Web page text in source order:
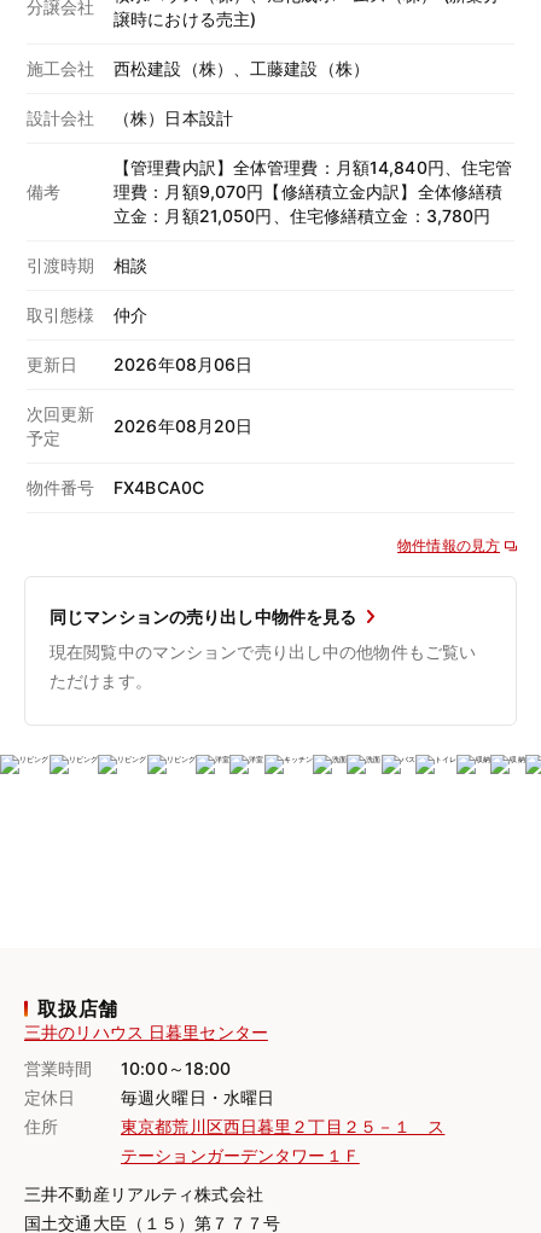
分譲会社
譲時における売主)
施工会社 西松建設（株）、工藤建設（株）
設計会社 （株）日本設計
備考
【管理費内訳】全体管理費：月額14,840円、住宅管
理費：月額9,070円【修繕積立金内訳】全体修繕積
立金：月額21,050円、住宅修繕積立金：3,780円
引渡時期 相談
取引態様 仲介
更新日 2026年08月06日
次回更新
予定
2026年08月20日
物件番号 FX4BCA0C
物件情報の見方
同じマンションの売り出し中物件を見る
現在閲覧中のマンションで売り出し中の他物件もご覧い
ただけます。
取扱店舗
三井のリハウス 日暮里センター
営業時間
10:00～18:00
定休日
毎週火曜日・水曜日
住所
東京都荒川区西日暮里２丁目２５－１ ス
テーションガーデンタワー１Ｆ
三井不動産リアルティ株式会社
国土交通大臣（１５）第７７７号